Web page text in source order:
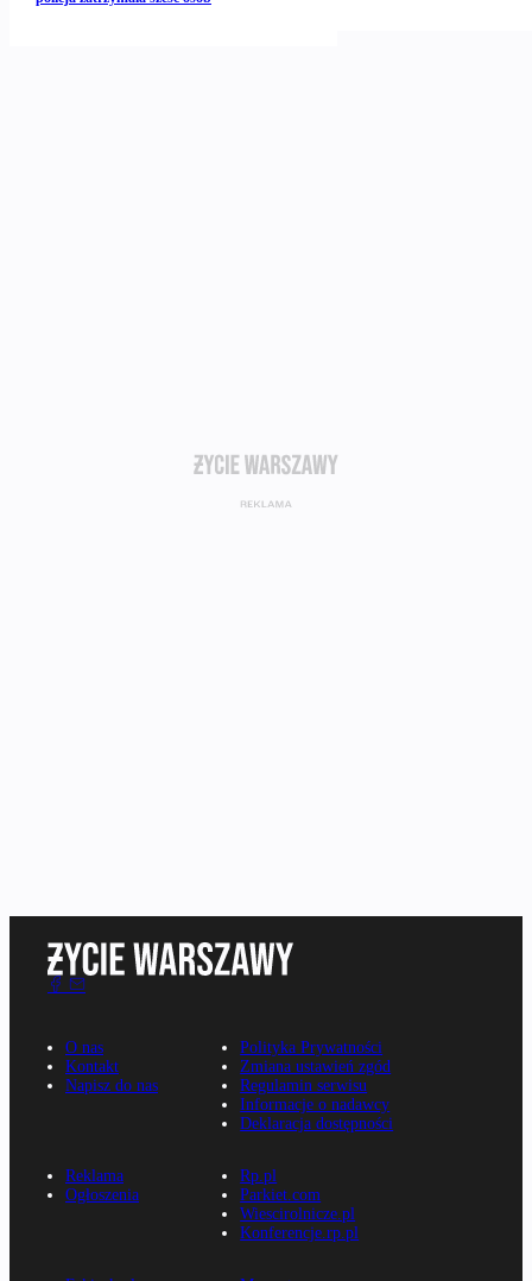
O nas
Kontakt
Napisz do nas
Polityka Prywatności
Zmiana ustawień zgód
Regulamin serwisu
Informacje o nadawcy
Deklaracja dostępności
Reklama
Ogłoszenia
Rp.pl
Parkiet.com
Wiescirolnicze.pl
Konferencje.rp.pl